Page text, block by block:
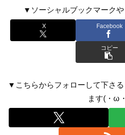
▼ソーシャルブックマーク
X Facebook
コピー
▼こちらからフォローして下さ
ます(・ω